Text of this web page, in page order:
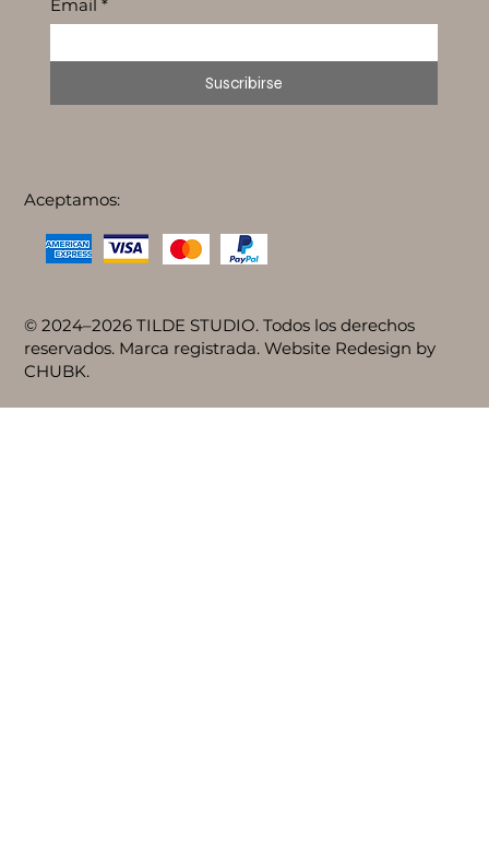
© 2024–2026 TILDE STUDIO. Todos los derechos
reservados. Marca registrada. Website Redesign by
CHUBK.
Email *
Suscribirse
Aceptamos: